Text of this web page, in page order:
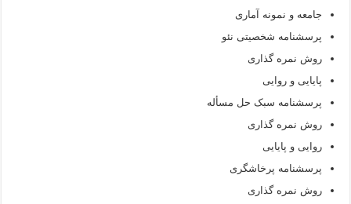
جامعه و نمونه آماری
پرسشنامه شخصیتی نئو
روش نمره گذاری
پایایی و روایی
پرسشنامه سبک حل مسأله
روش نمره گذاری
روایی و پایایی
پرسشنامه پرخاشگری
روش نمره گذاری